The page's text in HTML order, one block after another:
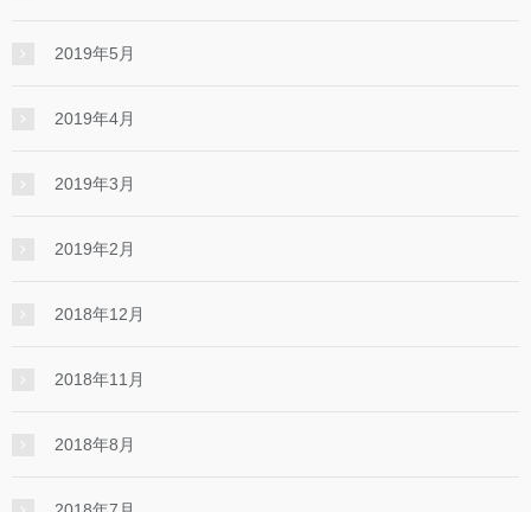
2019年5月
2019年4月
2019年3月
2019年2月
2018年12月
2018年11月
2018年8月